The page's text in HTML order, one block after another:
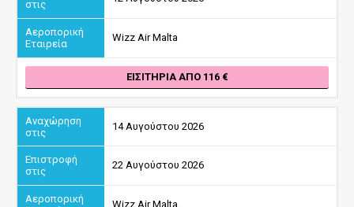
Wizz Air Malta
ΕΙΣΙΤΉΡΙΑ ΑΠΌ 116
14 Αυγούστου 2026
22 Αυγούστου 2026
Wizz Air Malta